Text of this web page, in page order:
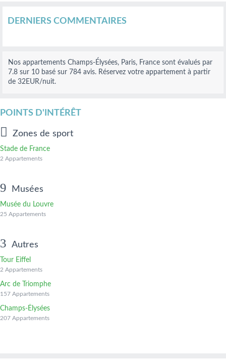
DERNIERS COMMENTAIRES
Nos appartements Champs-Élysées, Paris, France sont évalués par
7.8 sur 10 basé sur 784 avis. Réservez votre appartement à partir
de 32EUR/nuit.
POINTS D'INTÉRÊT
Zones de sport
Stade de France
2 Appartements
Musées
Musée du Louvre
25 Appartements
Autres
Tour Eiffel
2 Appartements
Arc de Triomphe
157 Appartements
Champs-Élysées
207 Appartements